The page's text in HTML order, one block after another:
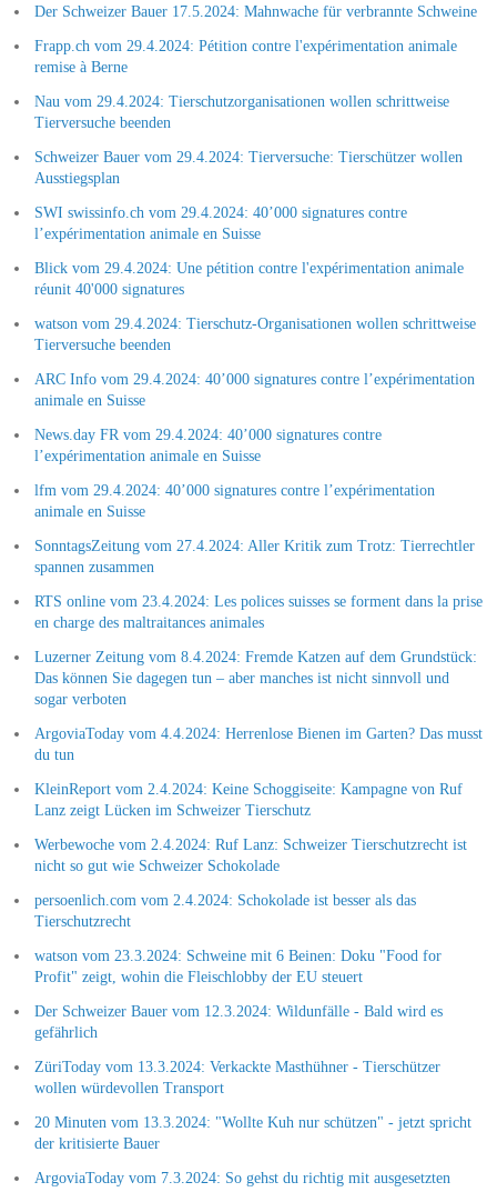
Der Schweizer Bauer 17.5.2024: Mahnwache für verbrannte Schweine
Frapp.ch vom 29.4.2024: Pétition contre l'expérimentation animale
remise à Berne
Nau vom 29.4.2024: Tierschutzorganisationen wollen schrittweise
Tierversuche beenden
Schweizer Bauer vom 29.4.2024: Tierversuche: Tierschützer wollen
Ausstiegsplan
SWI swissinfo.ch vom 29.4.2024: 40’000 signatures contre
l’expérimentation animale en Suisse
Blick vom 29.4.2024: Une pétition contre l'expérimentation animale
réunit 40'000 signatures
watson vom 29.4.2024: Tierschutz-Organisationen wollen schrittweise
Tierversuche beenden
ARC Info vom 29.4.2024: 40’000 signatures contre l’expérimentation
animale en Suisse
News.day FR vom 29.4.2024: 40’000 signatures contre
l’expérimentation animale en Suisse
lfm vom 29.4.2024: 40’000 signatures contre l’expérimentation
animale en Suisse
SonntagsZeitung vom 27.4.2024: Aller Kritik zum Trotz: Tierrechtler
spannen zusammen
RTS online vom 23.4.2024: Les polices suisses se forment dans la prise
en charge des maltraitances animales
Luzerner Zeitung vom 8.4.2024: Fremde Katzen auf dem Grundstück:
Das können Sie dagegen tun – aber manches ist nicht sinnvoll und
sogar verboten
ArgoviaToday vom 4.4.2024: Herrenlose Bienen im Garten? Das musst
du tun
KleinReport vom 2.4.2024: Keine Schoggiseite: Kampagne von Ruf
Lanz zeigt Lücken im Schweizer Tierschutz
Werbewoche vom 2.4.2024: Ruf Lanz: Schweizer Tierschutzrecht ist
nicht so gut wie Schweizer Schokolade
persoenlich.com vom 2.4.2024: Schokolade ist besser als das
Tierschutzrecht
watson vom 23.3.2024: Schweine mit 6 Beinen: Doku "Food for
Profit" zeigt, wohin die Fleischlobby der EU steuert
Der Schweizer Bauer vom 12.3.2024: Wildunfälle - Bald wird es
gefährlich
ZüriToday vom 13.3.2024: Verkackte Masthühner - Tierschützer
wollen würdevollen Transport
20 Minuten vom 13.3.2024: "Wollte Kuh nur schützen" - jetzt spricht
der kritisierte Bauer
ArgoviaToday vom 7.3.2024: So gehst du richtig mit ausgesetzten